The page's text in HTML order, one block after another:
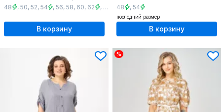
48 , 50, 52, 54 , 56, 58, 60, 62 , 64
В корзину
48 , 54
последний размер
В корзину
%